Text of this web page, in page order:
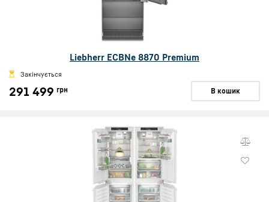
Liebherr ECBNe 8870 Premium
Закінчується
291 499 грн В кошик